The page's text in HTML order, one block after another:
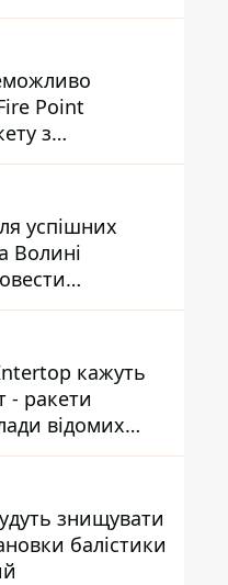
деталі
Point
з
позначкою 723
успішних
Волині
нових місцях
кажуть
- ракети
відомих
знищувати
балістики